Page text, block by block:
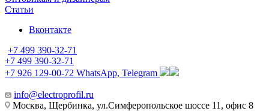
Статьи
Вконтакте
+7 499 390-32-71
+7 499 390-32-71
+7 926 129-00-72 WhatsApp, Telegram
info@electroprofil.ru
Москва, Щербинка, ул.Симферопольское шоссе 11, офис 8